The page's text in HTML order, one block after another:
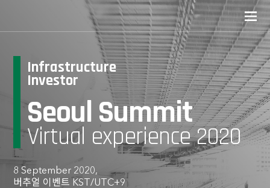
Infrastructure
Investor
Seoul Summit
Virtual experience 2020
8 September 2020,
버추얼 이벤트 KST/UTC+9